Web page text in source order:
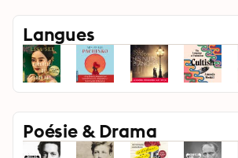
Langues
Poésie & Drama